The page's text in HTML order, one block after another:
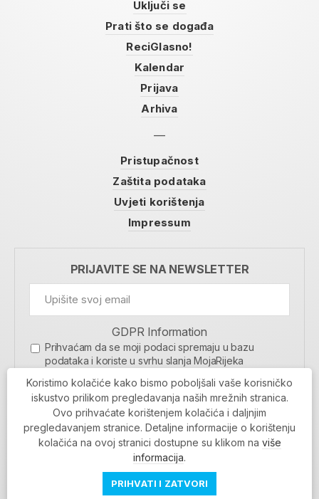
Uključi se
Prati što se događa
ReciGlasno!
Kalendar
Prijava
Arhiva
Pristupačnost
Zaštita podataka
Uvjeti korištenja
Impressum
PRIJAVITE SE NA NEWSLETTER
GDPR Information
Prihvaćam da se moji podaci spremaju u bazu
podataka i koriste u svrhu slanja MojaRijeka
MOJARIJEKA NEWSLETTER
PRIJAVI SE
Povratak na vrh
Koristimo kolačiće kako bismo poboljšali vaše korisničko
iskustvo prilikom pregledavanja naših mrežnih stranica.
Ovo prihvaćate korištenjem kolačića i daljnjim
pregledavanjem stranice. Detaljne informacije o korištenju
kolačića na ovoj stranici dostupne su klikom na više
informacija.
PRIHVATI I ZATVORI